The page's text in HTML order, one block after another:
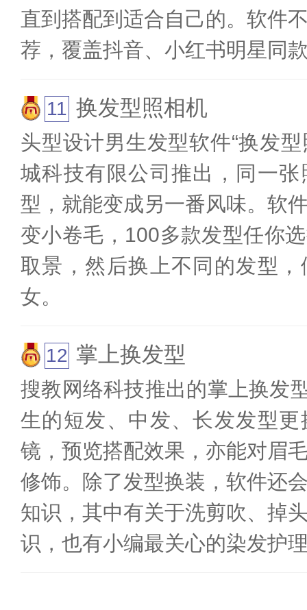
直到搭配到适合自己的。软件
荐，覆盖抖音、小红书明星同
换发型照相机
头型设计男生发型软件“换发
城科技有限公司推出，同一
型，就能变成另一番风味。软
变小卷毛，100多款发型任你
取景，然后换上不同的发型
女。
掌上换发型
搜教网络科技推出的掌上换发
生的短发、中发、长发发型
镜，预览搭配效果，亦能对眉
修饰。除了发型换装，软件还
知识，其中有关于洗剪吹、掉
识，也有小编最关心的染发护